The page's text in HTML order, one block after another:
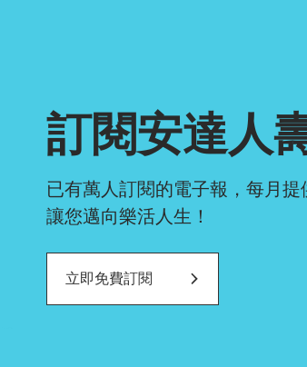
訂閱安達人
已有萬人訂閱的電子報，每月提
讓您邁向樂活人生！
立即免費訂閱